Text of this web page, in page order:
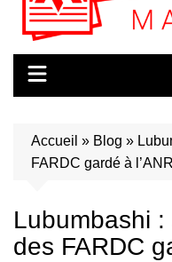
Accueil » Blog »
FARDC gardé à l’ANR
Lubumbashi
des FARDC